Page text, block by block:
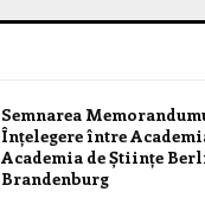
Semnarea
Înțelegere între
Academia de Științe
Brandenburg